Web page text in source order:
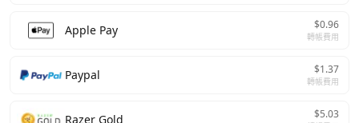
Apple Pay $0.96
轉帳費用
Paypal $1.37
轉帳費用
Razer Gold $5.03